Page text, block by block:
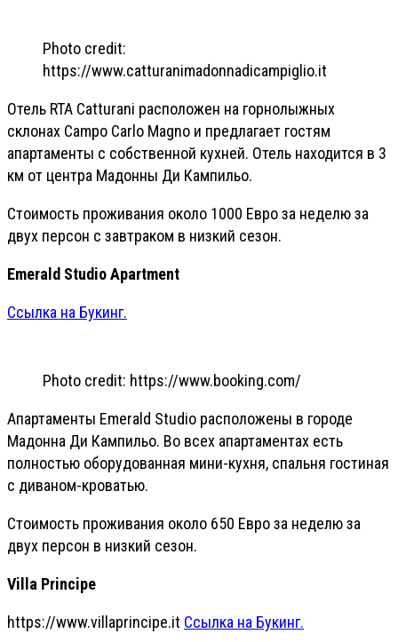
Photo credit:
https://www.catturanimadonnadicampiglio.it
Отель RTA Catturani расположен на горнолыжных
склонах Campo Carlo Magno и предлагает гостям
апартаменты с собственной кухней. Отель находится в 3
км от центра Мадонны Ди Кампильо.
Стоимость проживания около 1000 Евро за неделю за
двух персон с завтраком в низкий сезон.
Emerald Studio Apartment
Ссылка на Букинг.
Photo credit: https://www.booking.com/
Апартаменты Emerald Studio расположены в городе
Мадонна Ди Кампильо. Во всех апартаментах есть
полностью оборудованная мини-кухня, спальня гостиная
с диваном-кроватью.
Стоимость проживания около 650 Евро за неделю за
двух персон в низкий сезон.
Villa Principe
https://www.villaprincipe.it Ссылка на Букинг.